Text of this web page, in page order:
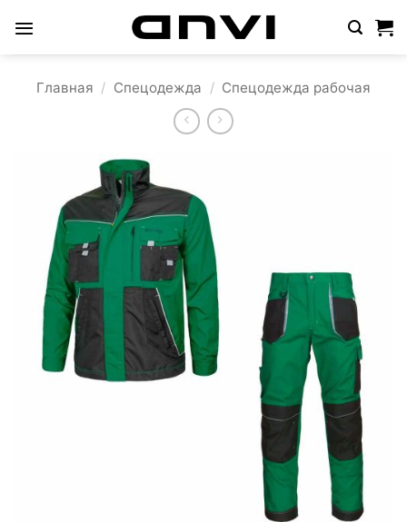
content
Главная / Спецодежда / Спецодежда рабочая